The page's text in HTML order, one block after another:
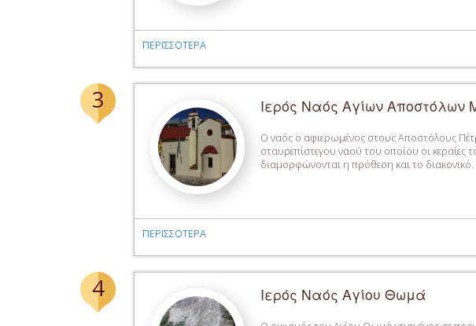
ΠΕΡΙΣΣΟΤΕΡΑ
3 Ιερός Ναός Αγίων Αποστόλων
Ο ναός ο αφιερωμένος στους Αποστόλους
σταυρεπίστεγου ναού του οποίου οι κεραίες
διαμορφώνονται η πρόθεση και το
ΠΕΡΙΣΣΟΤΕΡΑ
4 Ιερός Ναός Αγίου Θωμά